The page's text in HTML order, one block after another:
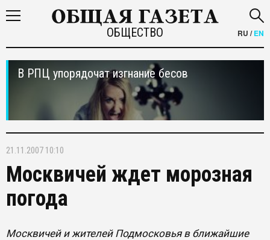
ОБЩЕСТВО RU /EN
В РПЦ упорядочат изгнание бесов
21.11.2007 10:10
Москвичей ждет морозная
погода
Москвичей и жителей Подмосковья в ближайшие